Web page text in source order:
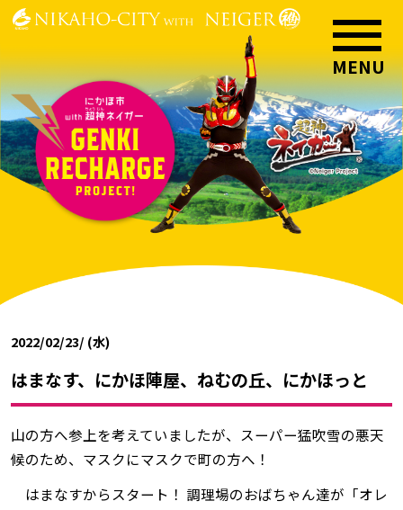
2022/02/23/ (水)
はまなす、にかほ陣屋、ねむの丘、にかほっと
山の方へ参上を考えていましたが、スーパー猛吹雪の悪天
候のため、マスクにマスクで町の方へ！
はまなすからスタート！ 調理場のおばちゃん達が「オレ